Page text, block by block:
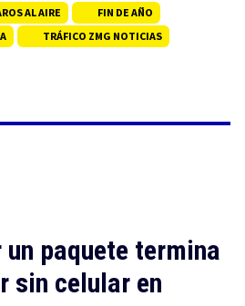
AL AIRE
FIN DE AÑO
TRÁFICO ZMG NOTICIAS
paquete termina
sin celular en